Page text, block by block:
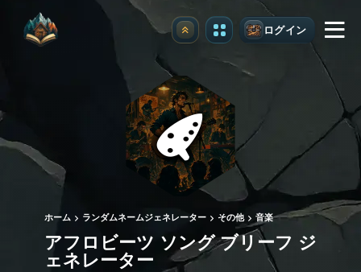
アップグレード ログイン
ホーム ランダムネームジェネレーター その他 音楽
アフロビーツ ソング ブリーフ ジ
ェネレーター